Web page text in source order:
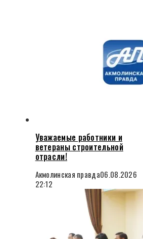
Уважаемые работники и
ветераны строительной
отрасли!
Акмолинская правда06.08.2026
22:12